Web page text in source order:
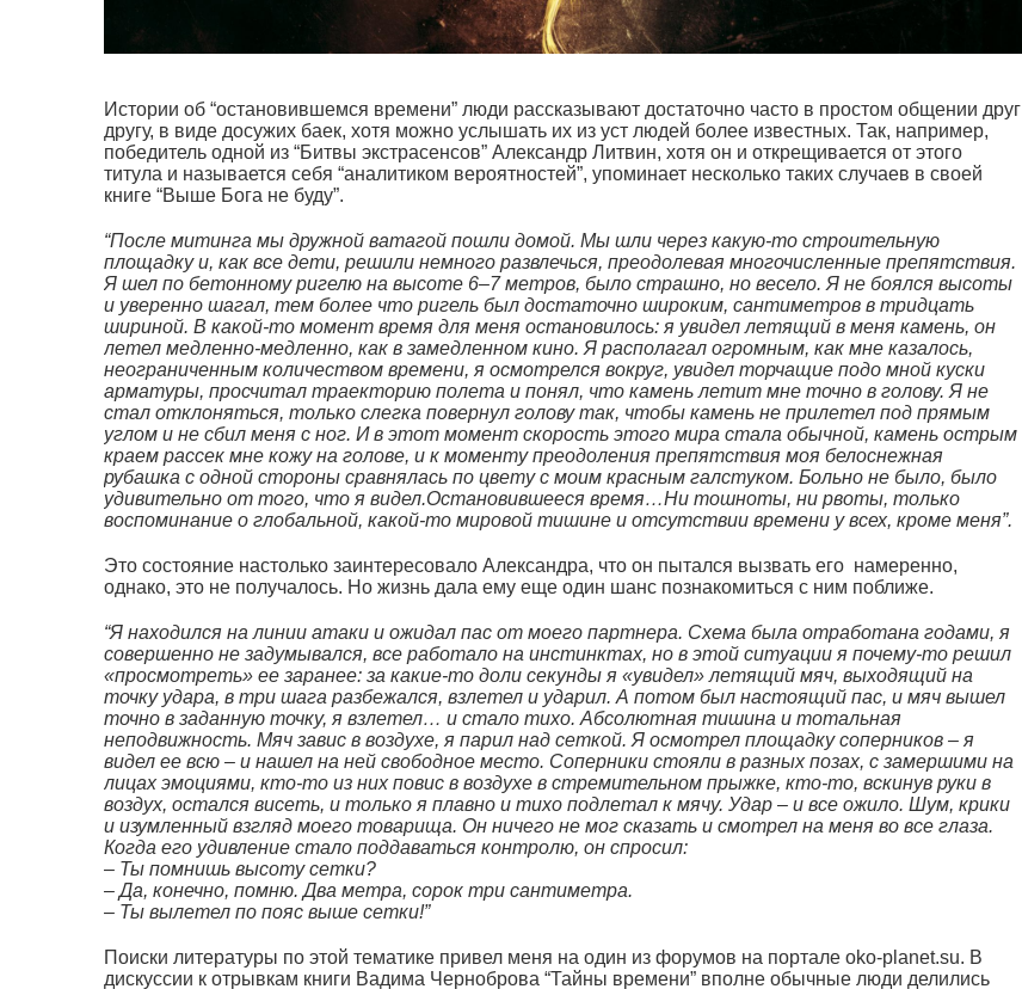
Истории об “остановившемся времени” люди рассказывают достаточно часто в простом общении друг
другу, в виде досужих баек, хотя можно услышать их из уст людей более известных. Так, например,
победитель одной из “Битвы экстрасенсов” Александр Литвин, хотя он и открещивается от этого
титула и называется себя “аналитиком вероятностей”, упоминает несколько таких случаев в своей
книге “Выше Бога не буду”.
“После митинга мы дружной ватагой пошли домой. Мы шли через какую-то строительную
площадку и, как все дети, решили немного развлечься, преодолевая многочисленные препятствия.
Я шел по бетонному ригелю на высоте 6–7 метров, было страшно, но весело. Я не боялся высоты
и уверенно шагал, тем более что ригель был достаточно широким, сантиметров в тридцать
шириной. В какой-то момент время для меня остановилось: я увидел летящий в меня камень, он
летел медленно-медленно, как в замедленном кино. Я располагал огромным, как мне казалось,
неограниченным количеством времени, я осмотрелся вокруг, увидел торчащие подо мной куски
арматуры, просчитал траекторию полета и понял, что камень летит мне точно в голову. Я не
стал отклоняться, только слегка повернул голову так, чтобы камень не прилетел под прямым
углом и не сбил меня с ног. И в этот момент скорость этого мира стала обычной, камень острым
краем рассек мне кожу на голове, и к моменту преодоления препятствия моя белоснежная
рубашка с одной стороны сравнялась по цвету с моим красным галстуком. Больно не было, было
удивительно от того, что я видел.Остановившееся время…Ни тошноты, ни рвоты, только
воспоминание о глобальной, какой-то мировой тишине и отсутствии времени у всех, кроме меня”.
Это состояние настолько заинтересовало Александра, что он пытался вызвать его намеренно,
однако, это не получалось. Но жизнь дала ему еще один шанс познакомиться с ним поближе.
“Я находился на линии атаки и ожидал пас от моего партнера. Схема была отработана годами, я
совершенно не задумывался, все работало на инстинктах, но в этой ситуации я почему-то решил
«просмотреть» ее заранее: за какие-то доли секунды я «увидел» летящий мяч, выходящий на
точку удара, в три шага разбежался, взлетел и ударил. А потом был настоящий пас, и мяч вышел
точно в заданную точку, я взлетел… и стало тихо. Абсолютная тишина и тотальная
неподвижность. Мяч завис в воздухе, я парил над сеткой. Я осмотрел площадку соперников – я
видел ее всю – и нашел на ней свободное место. Соперники стояли в разных позах, с замершими на
лицах эмоциями, кто-то из них повис в воздухе в стремительном прыжке, кто-то, вскинув руки в
воздух, остался висеть, и только я плавно и тихо подлетал к мячу. Удар – и все ожило. Шум, крики
и изумленный взгляд моего товарища. Он ничего не мог сказать и смотрел на меня во все глаза.
Когда его удивление стало поддаваться контролю, он спросил:
– Ты помнишь высоту сетки?
– Да, конечно, помню. Два метра, сорок три сантиметра.
– Ты вылетел по пояс выше сетки!”
Поиски литературы по этой тематике привел меня на один из форумов на портале oko-planet.su. В
дискуссии к отрывкам книги Вадима Черноброва “Тайны времени” вполне обычные люди делились